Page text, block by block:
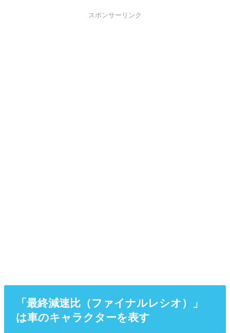
スポンサーリンク
「最終減速比（ファイナルレシオ）」
は車のキャラクターを表す